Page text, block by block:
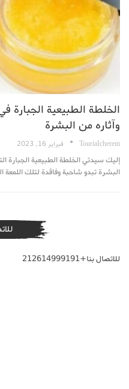
الخلطة الطبيعية
وآثاره من البشرة
TouriaIcherem فبراير 16, 2023
إليك سيدتي الخلطة الطبيعية
البشرة تبدو شاحبة وفاقدة لتلك اللمعة
للاتصال بنا+212614999191